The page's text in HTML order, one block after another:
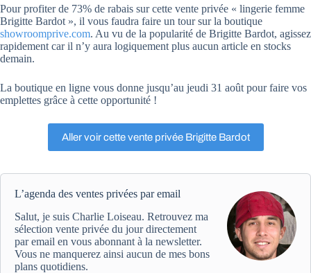
Pour profiter de 73% de rabais sur cette vente privée « lingerie femme
Brigitte Bardot », il vous faudra faire un tour sur la boutique
showroomprive.com. Au vu de la popularité de Brigitte Bardot, agissez
rapidement car il n’y aura logiquement plus aucun article en stocks
demain.
La boutique en ligne vous donne jusqu’au jeudi 31 août pour faire vos
emplettes grâce à cette opportunité !
Aller voir cette vente privée Brigitte Bardot
L’agenda des ventes privées par email
Salut, je suis Charlie Loiseau. Retrouvez ma
sélection vente privée du jour directement
par email en vous abonnant à la newsletter.
Vous ne manquerez ainsi aucun de mes bons
plans quotidiens.